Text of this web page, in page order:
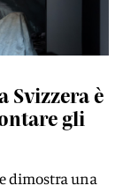
Svizzera è
gli
dimostra una